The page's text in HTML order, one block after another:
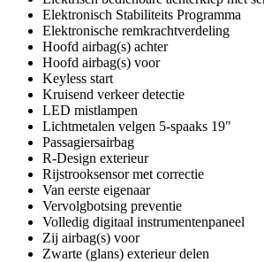
Elektronisch Stabiliteits Programma
Elektronische remkrachtverdeling
Hoofd airbag(s) achter
Hoofd airbag(s) voor
Keyless start
Kruisend verkeer detectie
LED mistlampen
Lichtmetalen velgen 5-spaaks 19"
Passagiersairbag
R-Design exterieur
Rijstrooksensor met correctie
Van eerste eigenaar
Vervolgbotsing preventie
Volledig digitaal instrumentenpaneel
Zij airbag(s) voor
Zwarte (glans) exterieur delen